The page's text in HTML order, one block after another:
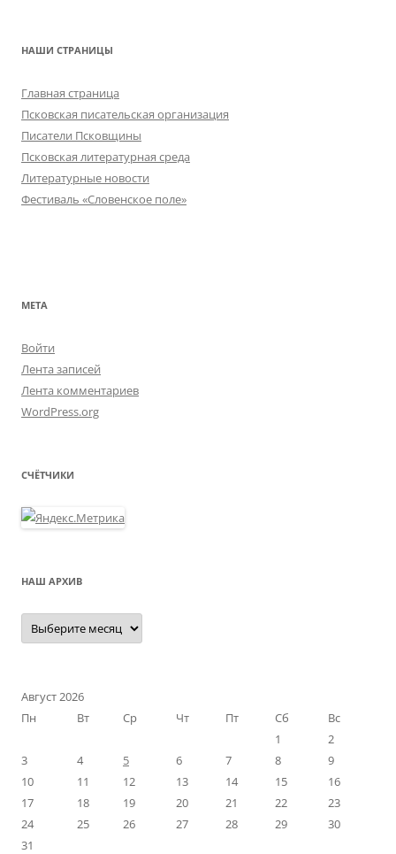
НАШИ СТРАНИЦЫ
Главная страница
Псковская писательская организация
Писатели Псковщины
Псковская литературная среда
Литературные новости
Фестиваль «Словенское поле»
МЕТА
Войти
Лента записей
Лента комментариев
WordPress.org
СЧЁТЧИКИ
НАШ АРХИВ
Наш
архив
Август 2026
Пн
Вт Ср Чт Пт Сб
Вс
1
2
3
4 5 6 7 8
9
10
11 12 13 14 15
16
17
18 19 20 21 22
23
24
25 26 27 28 29
30
31